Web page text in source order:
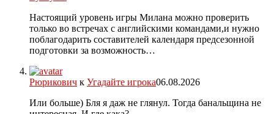
Настоящий уровень игры Милана можно проверить
только во встречах с английскими командами,и нужно
поблагодарить составителей календаря предсезонной
подготовки за возможность…
Рюрикович к Угадайте игрока06.08.2026
Или больше) Бля я даж не глянул. Тогда банальщина не